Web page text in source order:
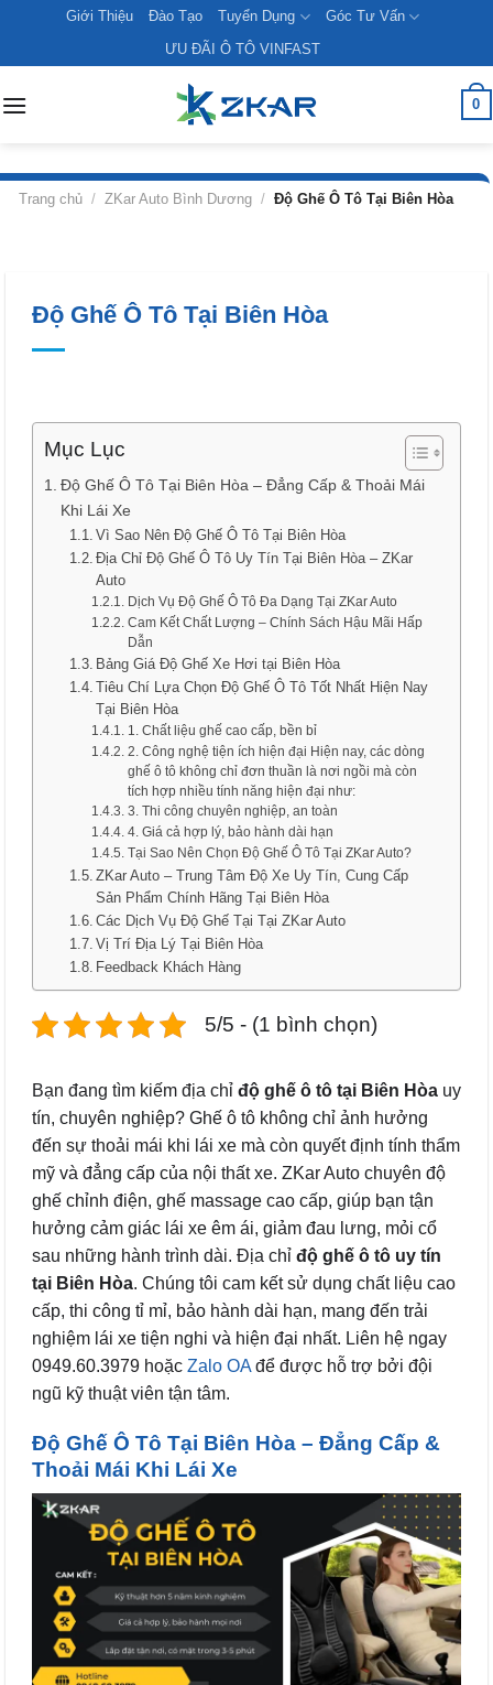
content
Giới Thiệu Đào Tạo Tuyển Dụng
Góc Tư Vấn
ƯU ĐÃI Ô TÔ VINFAST
0
Trang chủ / ZKar Auto Bình Dương / Độ Ghế Ô Tô Tại Biên Hòa
Độ Ghế Ô Tô Tại Biên Hòa
Mục Lục
Độ Ghế Ô Tô Tại Biên Hòa – Đẳng Cấp & Thoải Mái
Khi Lái Xe
Vì Sao Nên Độ Ghế Ô Tô Tại Biên Hòa
Địa Chỉ Độ Ghế Ô Tô Uy Tín Tại Biên Hòa – ZKar
Auto
Dịch Vụ Độ Ghế Ô Tô Đa Dạng Tại ZKar Auto
Cam Kết Chất Lượng – Chính Sách Hậu Mãi Hấp
Dẫn
Bảng Giá Độ Ghế Xe Hơi tại Biên Hòa
Tiêu Chí Lựa Chọn Độ Ghế Ô Tô Tốt Nhất Hiện Nay
Tại Biên Hòa
1. Chất liệu ghế cao cấp, bền bỉ
2. Công nghệ tiện ích hiện đại Hiện nay, các dòng
ghế ô tô không chỉ đơn thuần là nơi ngồi mà còn
tích hợp nhiều tính năng hiện đại như:
3. Thi công chuyên nghiệp, an toàn
4. Giá cả hợp lý, bảo hành dài hạn
Tại Sao Nên Chọn Độ Ghế Ô Tô Tại ZKar Auto?
ZKar Auto – Trung Tâm Độ Xe Uy Tín, Cung Cấp
Sản Phẩm Chính Hãng Tại Biên Hòa
Các Dịch Vụ Độ Ghế Tại Tại ZKar Auto
Vị Trí Địa Lý Tại Biên Hòa
Feedback Khách Hàng
5/5 - (1 bình chọn)
Bạn đang tìm kiếm địa chỉ độ ghế ô tô tại Biên Hòa uy
tín, chuyên nghiệp? Ghế ô tô không chỉ ảnh hưởng
đến sự thoải mái khi lái xe mà còn quyết định tính thẩm
mỹ và đẳng cấp của nội thất xe. ZKar Auto chuyên độ
ghế chỉnh điện, ghế massage cao cấp, giúp bạn tận
hưởng cảm giác lái xe êm ái, giảm đau lưng, mỏi cổ
sau những hành trình dài. Địa chỉ độ ghế ô tô uy tín
tại Biên Hòa. Chúng tôi cam kết sử dụng chất liệu cao
cấp, thi công tỉ mỉ, bảo hành dài hạn, mang đến trải
nghiệm lái xe tiện nghi và hiện đại nhất. Liên hệ ngay
0949.60.3979 hoặc Zalo OA để được hỗ trợ bởi đội
ngũ kỹ thuật viên tận tâm.
Độ Ghế Ô Tô Tại Biên Hòa – Đẳng Cấp &
Thoải Mái Khi Lái Xe